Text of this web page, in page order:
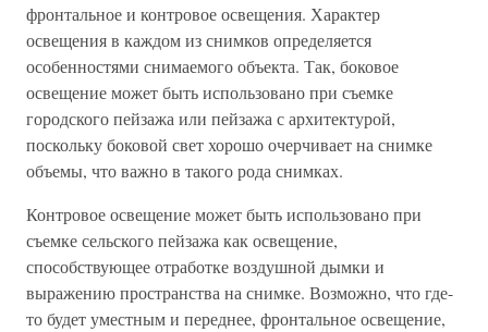
фронтальное и контровое освещения. Характер
освещения в каждом из снимков определяется
особенностями снимаемого объекта. Так, боковое
освещение может быть использовано при съемке
городского пейзажа или пейзажа с архитектурой,
поскольку боковой свет хорошо очерчивает на снимке
объемы, что важно в такого рода снимках.
Контровое освещение может быть использовано при
съемке сельского пейзажа как освещение,
способствующее отработке воздушной дымки и
выражению пространства на снимке. Возможно, что где-
то будет уместным и переднее, фронтальное освещение,